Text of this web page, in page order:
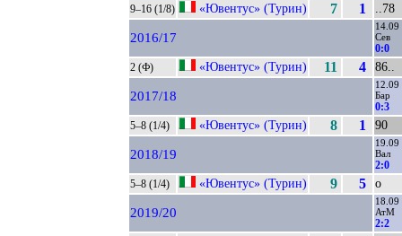
9–16 (1/8) «Ювентус» (Турин) 7 1 ..78
2016/17
14.09
Сев
0:0
2 (Ф) «Ювентус» (Турин) 11 4 86..
2017/18
12.09
Бар
0:3
5–8 (1/4) «Ювентус» (Турин) 8 1 90
2018/19
19.09
Вал
2:0
5–8 (1/4) «Ювентус» (Турин) 9 5 о
2019/20
18.09
АтМ
2:2